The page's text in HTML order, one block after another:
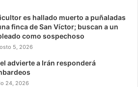
es hallado muerto a puñaladas
finca de San Víctor; buscan a un
como sospechoso
5, 2026
advierte a Irán responderá
24, 2026